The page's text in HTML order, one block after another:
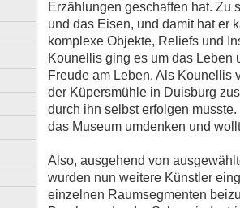
Erzählungen geschaffen hat. Zu
und das Eisen, und damit hat er
komplexe Objekte, Reliefs und
Kounellis ging es um das Leben
Freude am Leben. Als Kounellis
der Küpersmühle in Duisburg
durch ihn selbst erfolgen
das Museum umdenken und
Also, ausgehend von
wurden nun weitere Künstler
einzelnen Raumsegmenten